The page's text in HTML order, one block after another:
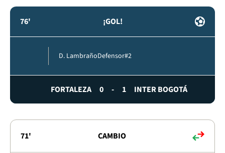
76' ¡GOL!
D. LambrañoDefensor#2
FORTALEZA 0 - 1 INTER BOGOTÁ
71' CAMBIO